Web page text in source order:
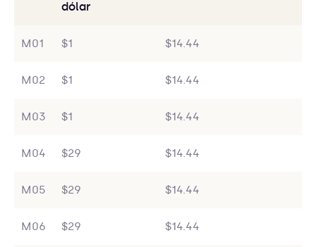
dólar
M01 $1 $14.44
M02 $1 $14.44
M03 $1 $14.44
M04 $29 $14.44
M05 $29 $14.44
M06 $29 $14.44